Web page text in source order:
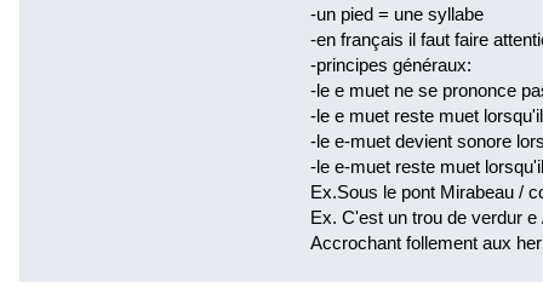
-un pied = une syllabe
-en français il faut faire
-principes généraux:
-le e muet ne se prononce
-le e muet reste muet
-le e-muet devient sonore
-le e-muet reste muet
Ex.Sous le pont Mirabeau /
Ex. C'est un trou de verdur
Accrochant follement aux